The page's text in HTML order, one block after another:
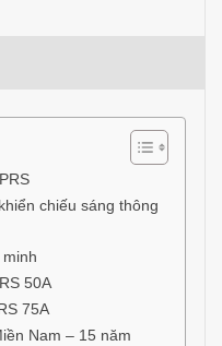
chiếu sáng thông
50A
75A
Nam – 15 năm